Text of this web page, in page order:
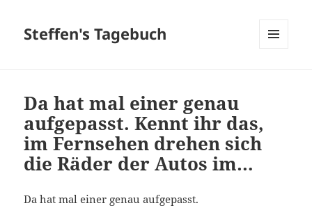
Steffen's Tagebuch
Da hat mal einer genau
aufgepasst. Kennt ihr das,
im Fernsehen drehen sich
die Räder der Autos im…
Da hat mal einer genau aufgepasst.